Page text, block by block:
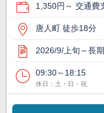
1,350円～ 交通費
唐人町 徒歩18分
2026/9/上旬～長
09:30～18:15
休日：土・日・祝